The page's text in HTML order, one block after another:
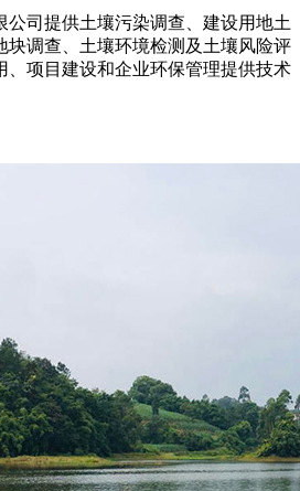
公司提供土壤污染调查、建设用地土
块调查、土壤环境检测及土壤风险评
、项目建设和企业环保管理提供技术